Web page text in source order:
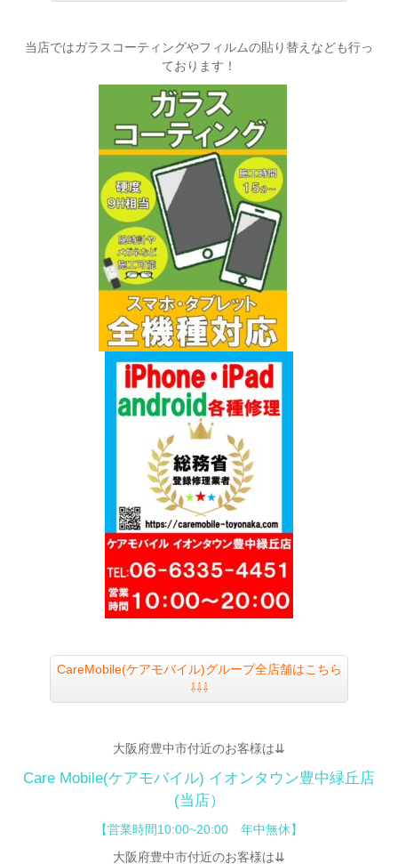
当店ではガラスコーティングやフィルムの貼り替えなども行っ
ております！
CareMobile(ケアモバイル)グループ全店舗はこちら
⇩⇩⇩
大阪府豊中市付近のお客様は⇊
Care Mobile(ケアモバイル) イオンタウン豊中緑丘店
(当店）
【営業時間10:00~20:00 年中無休】
大阪府豊中市付近のお客様は⇊